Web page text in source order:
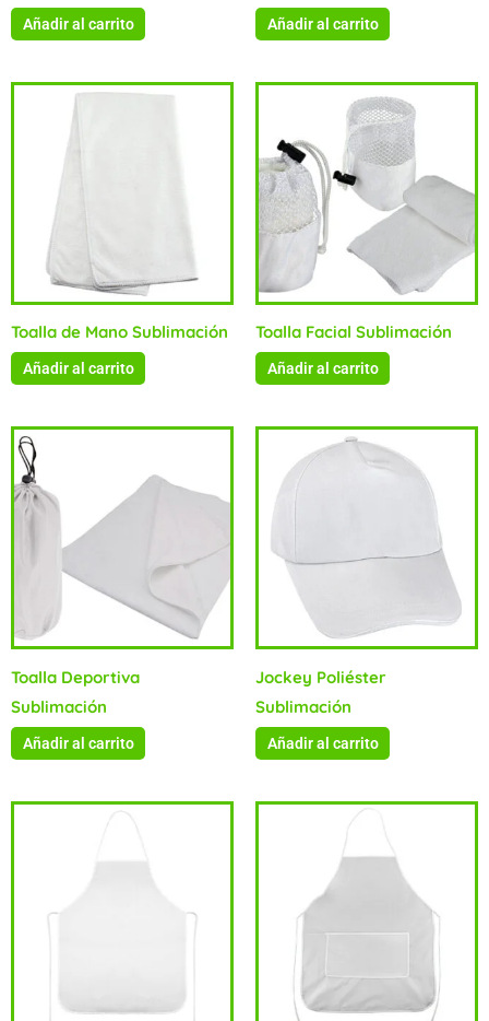
Añadir al carrito Añadir al carrito
Toalla de Mano Sublimación
Añadir al carrito
Toalla Facial Sublimación
Añadir al carrito
Toalla Deportiva
Sublimación
Añadir al carrito
Jockey Poliéster
Sublimación
Añadir al carrito